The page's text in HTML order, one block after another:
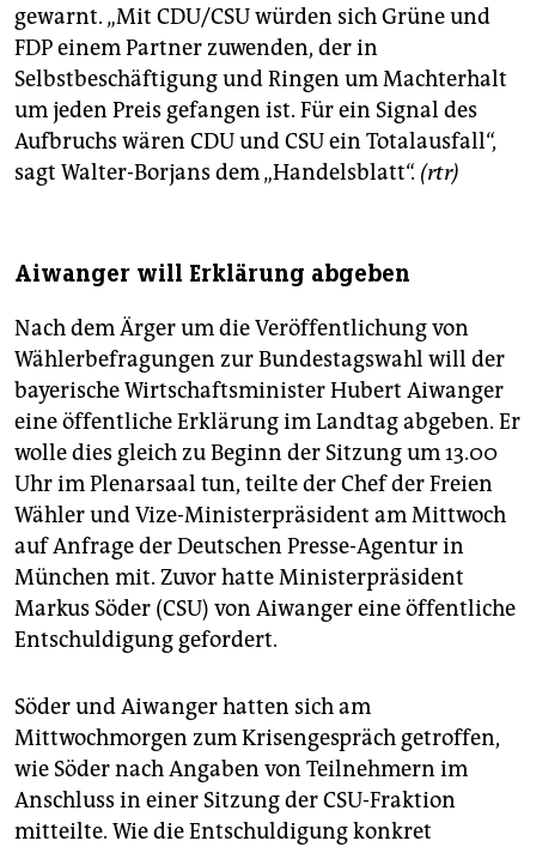
gewarnt. „Mit CDU/CSU würden sich Grüne und
FDP einem Partner zuwenden, der in
Selbstbeschäftigung und Ringen um Machterhalt
um jeden Preis gefangen ist. Für ein Signal des
Aufbruchs wären CDU und CSU ein Totalausfall“,
sagt Walter-Borjans dem „Handelsblatt“. (rtr)
Aiwanger will Erklärung abgeben
Nach dem Ärger um die Veröffentlichung von
Wählerbefragungen zur Bundestagswahl will der
bayerische Wirtschaftsminister Hubert Aiwanger
eine öffentliche Erklärung im Landtag abgeben. Er
wolle dies gleich zu Beginn der Sitzung um 13.00
Uhr im Plenarsaal tun, teilte der Chef der Freien
Wähler und Vize-Ministerpräsident am Mittwoch
auf Anfrage der Deutschen Presse-Agentur in
München mit. Zuvor hatte Ministerpräsident
Markus Söder (CSU) von Aiwanger eine öffentliche
Entschuldigung gefordert.
Söder und Aiwanger hatten sich am
Mittwochmorgen zum Krisengespräch getroffen,
wie Söder nach Angaben von Teilnehmern im
Anschluss in einer Sitzung der CSU-Fraktion
mitteilte. Wie die Entschuldigung konkret